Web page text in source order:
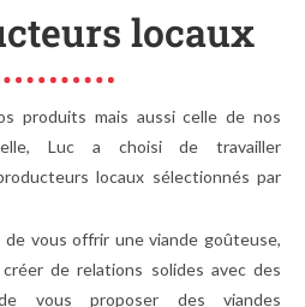
locaux
produits mais aussi celle de nos
Luc a choisi de travailler
locaux sélectionnés par
de vous offrir une viande goûteuse,
de relations solides avec des
vous proposer des viandes